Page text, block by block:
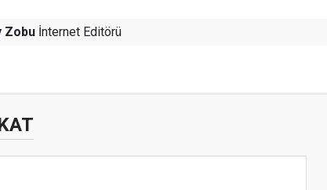
Zobu İnternet Editörü